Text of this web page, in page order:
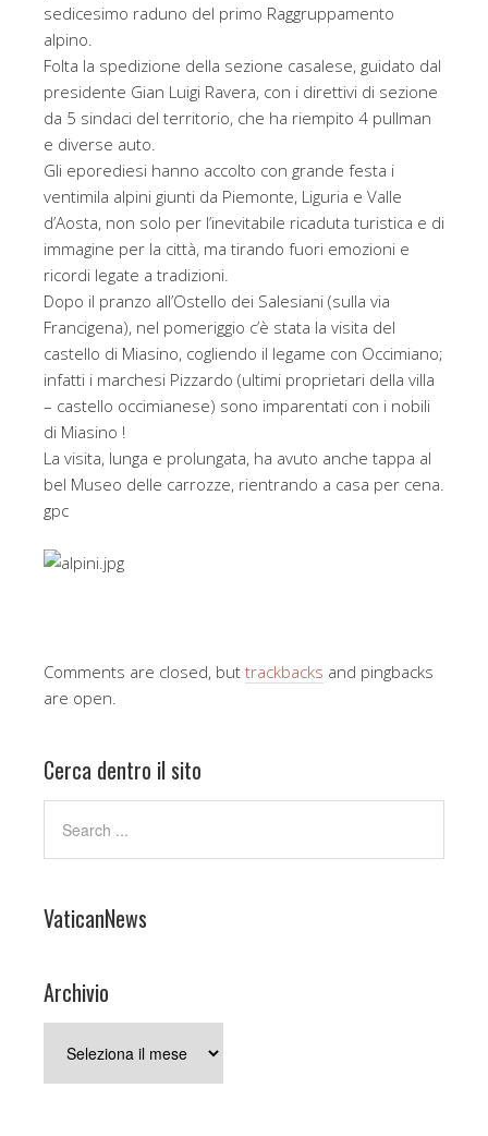
sedicesimo raduno del primo Raggruppamento
alpino.
Folta la spedizione della sezione casalese, guidato dal
presidente Gian Luigi Ravera, con i direttivi di sezione
da 5 sindaci del territorio, che ha riempito 4 pullman
e diverse auto.
Gli eporediesi hanno accolto con grande festa i
ventimila alpini giunti da Piemonte, Liguria e Valle
d’Aosta, non solo per l’inevitabile ricaduta turistica e di
immagine per la città, ma tirando fuori emozioni e
ricordi legate a tradizioni.
Dopo il pranzo all’Ostello dei Salesiani (sulla via
Francigena), nel pomeriggio c’è stata la visita del
castello di Miasino, cogliendo il legame con Occimiano;
infatti i marchesi Pizzardo (ultimi proprietari della villa
– castello occimianese) sono imparentati con i nobili
di Miasino !
La visita, lunga e prolungata, ha avuto anche tappa al
bel Museo delle carrozze, rientrando a casa per cena.
gpc
Comments are closed, but trackbacks and pingbacks
are open.
Cerca dentro il sito
VaticanNews
Archivio